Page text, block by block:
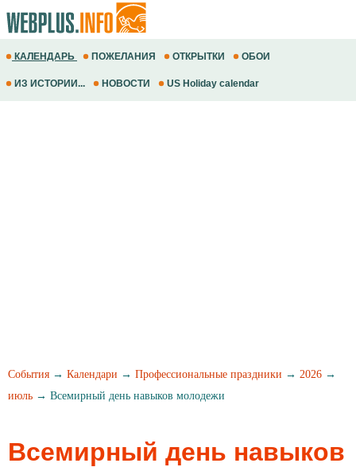
КАЛЕНДАРЬ ПОЖЕЛАНИЯ ОТКРЫТКИ ОБОИ
ИЗ ИСТОРИИ... НОВОСТИ US Holiday calendar
События → Календари → Профессиональные праздники → 2026 →
июль → Всемирный день навыков молодежи
Всемирный день навыков